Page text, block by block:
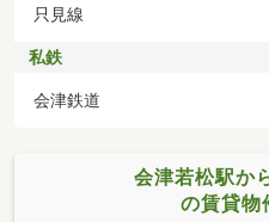
只見線
私鉄
会津鉄道
会津若松駅か
の賃貸物